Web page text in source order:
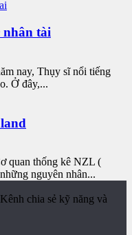
nhân tài
nay, Thụy sĩ nổi tiếng
Ở đây,...
quan thống kê NZL (
nguyên nhân...
chia sẻ kỹ năng và